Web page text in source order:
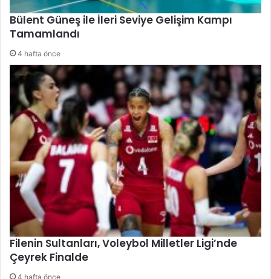
Bülent Güneş ile İleri Seviye Gelişim Kampı
Tamamlandı
4 hafta önce
Filenin Sultanları, Voleybol Milletler Ligi’nde
Çeyrek Finalde
4 hafta önce